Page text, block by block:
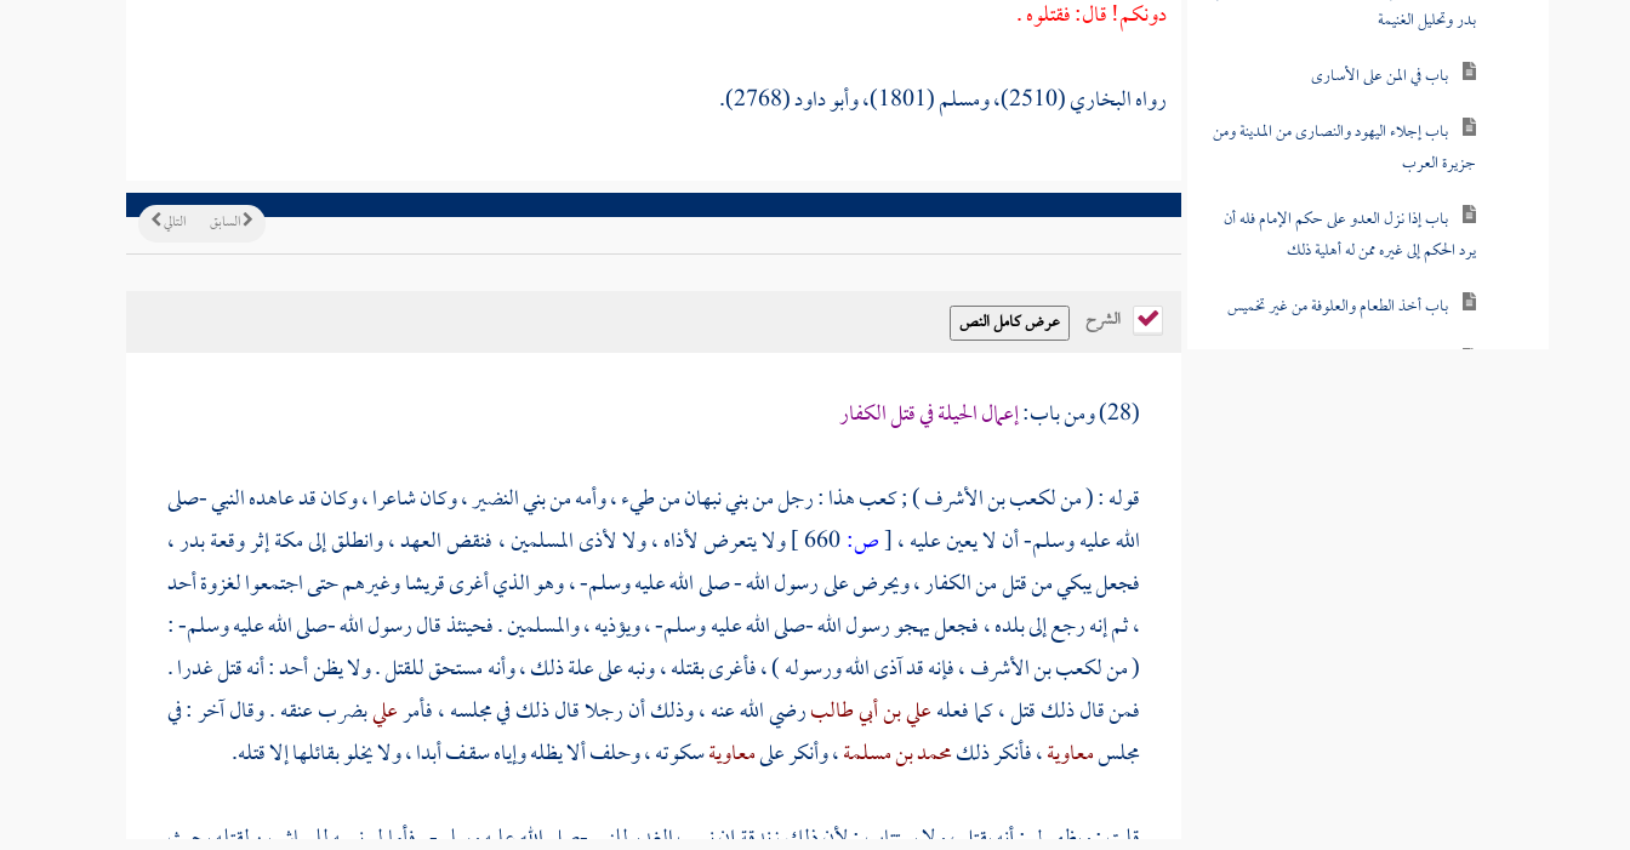
بدر وتحليل الغنيمة
باب في المن على الأسارى
باب إجلاء اليهود والنصارى من المدينة ومن
جزيرة العرب
باب إذا نزل العدو على حكم الإمام فله أن
يرد الحكم إلى غيره ممن له أهلية ذلك
باب أخذ الطعام والعلوفة من غير تخميس
دونكم! قال: فقتلوه .
رواه البخاري (2510)، ومسلم (1801)، وأبو داود (2768).
التالي السابق
الشرح
(28) ومن باب:
إعمال الحيلة في قتل الكفار
قوله : ( منلكعب بن الأشرف) ;كعبهذا : رجل منبني نبهانمن طيء ، وأمه منبني النضير، وكان شاعرا ، وكان قد عاهده النبي -صلى
الله عليه وسلم- أن لا يعين عليه ،[ص: ولا يتعرض لأذاه ، ولا لأذى المسلمين ، فنقض العهد ، وانطلق إلىمكةإثر وقعة بدر ،
فجعل يبكي من قتل من الكفار ، ويحرض على رسول الله - صلى الله عليه وسلم- ، وهو الذي أغرىقريشاوغيرهم حتى اجتمعوا لغزوة أحد
، ثم إنه رجع إلى بلده ، فجعل يهجو رسول الله -صلى الله عليه وسلم- ، ويؤذيه ، والمسلمين . فحينئذ قال رسول الله -صلى الله عليه وسلم- :
( منلكعب بن الأشرف، فإنه قد آذى الله ورسوله ) ، فأغرى بقتله ، ونبه على علة ذلك ، وأنه مستحق للقتل . ولا يظن أحد : أنه قتل غدرا .
فمن قال ذلك قتل ، كما فعلهعلي بن أبي طالبرضي الله عنه ، وذلك أن رجلا قال ذلك في مجلسه ، فأمرعليبضرب عنقه . وقال آخر : في
مجلسمعاوية، فأنكر ذلكمحمد بن مسلمة، وأنكر علىمعاويةسكوته ، وحلف ألا يظله وإياه سقــف أبدا ، ولا يخلو بقائلها إلا قتله.
قلت : ويظهر لي : أنه يقتل ، ولا يستتاب ; لأن ذلك زندقة إن نسب الغدر للنبي -صلى الله عليه وسلم- . فأما لو نسبه للمباشرين لقتله بحيث